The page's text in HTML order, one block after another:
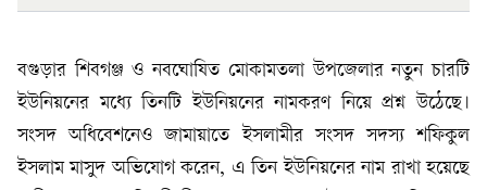
বগুড়ার শিবগঞ্জ ও নবঘোষিত মোকামতলা উপজেলার নতুন চারটি
ইউনিয়নের মধ্যে তিনটি ইউনিয়নের নামকরণ নিয়ে প্রশ্ন উঠেছে।
সংসদ অধিবেশনেও জামায়াতে ইসলামীর সংসদ সদস্য শফিকুল
ইসলাম মাসুদ অভিযোগ করেন, এ তিন ইউনিয়নের নাম রাখা হয়েছে